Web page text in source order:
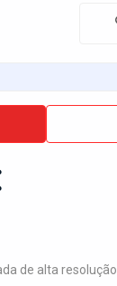
de alta resolução